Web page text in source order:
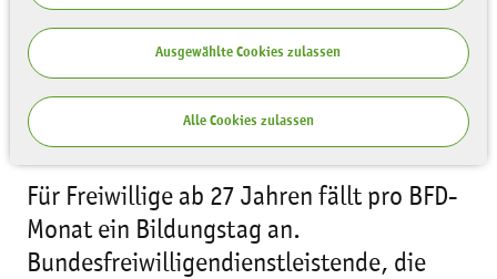
Ausgewählte Cookies zulassen
Alle Cookies zulassen
Der Bundesfreiwilligendienst fördert das
lebenslange Lernen. Er wird daher
pädagogisch begleitet und beinhaltet
Seminare zur Weiterbildung.
Für Freiwillige ab 27 Jahren fällt pro BFD-
Monat ein Bildungstag an.
Bundesfreiwilligendienstleistende, die